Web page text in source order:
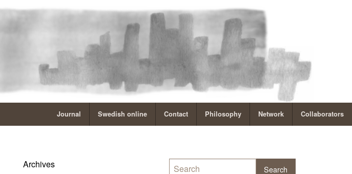
Journal Swedish online Contact Philosophy Network Collaborators
Archives